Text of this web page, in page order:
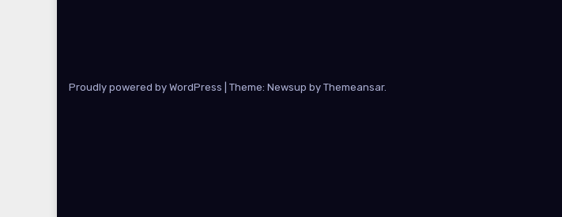
Proudly powered by WordPress Theme: Newsup by Themeansar.